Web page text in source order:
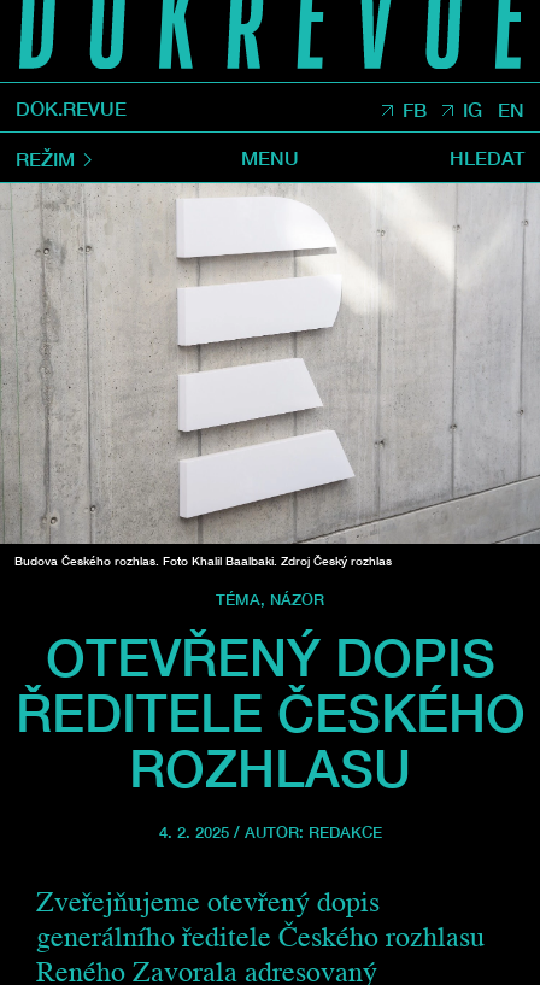
DOK.REVUE FB IG EN
REŽIM MENU HLEDAT
Budova Českého rozhlas. Foto Khalil Baalbaki. Zdroj Český rozhlas
TÉMA, NÁZOR
OTEVŘENÝ DOPIS
ŘEDITELE ČESKÉHO
ROZHLASU
4. 2. 2025 / AUTOR: REDAKCE
Zveřejňujeme otevřený dopis
generálního ředitele Českého rozhlasu
Reného Zavorala adresovaný